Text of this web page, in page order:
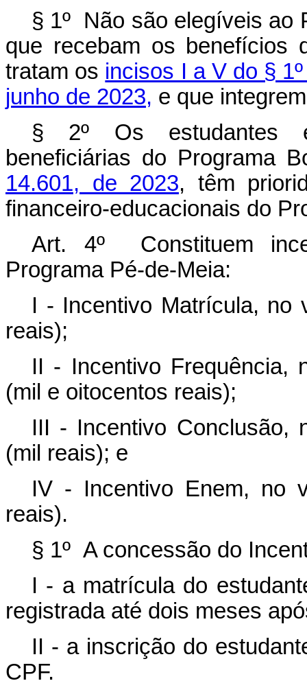
§ 1º Não são elegíveis ao
que recebam os benefícios
tratam os incisos I a V do §
junho de 2023, e que
§ 2º Os estudantes
beneficiárias do Programa
14.601, de 2023, têm
financeiro-educacionais do
Art. 4º Constituem
Programa Pé-de-Meia:
I - Incentivo Matrícula, no
reais);
II - Incentivo Frequência,
(mil e oitocentos reais);
III - Incentivo Conclusão,
(mil reais); e
IV - Incentivo Enem, no
reais).
§ 1º A concessão do
I - a matrícula do
registrada até dois meses
II - a inscrição do
CPF.